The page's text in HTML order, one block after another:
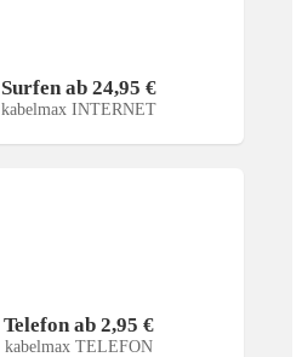
Surfen ab 24,95 €
kabelmax INTERNET
Telefon ab 2,95 €
kabelmax TELEFON